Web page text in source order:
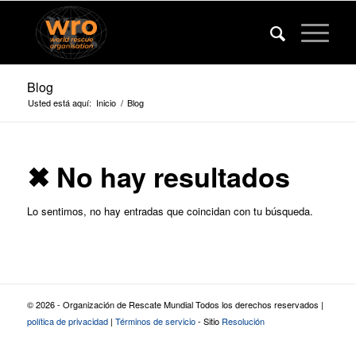
Blog
Usted está aquí: Inicio / Blog
✖ No hay resultados
Lo sentimos, no hay entradas que coincidan con tu búsqueda.
© 2026 - Organización de Rescate Mundial Todos los derechos reservados |
política de privacidad| Términos de servicio- Sitio Resolución